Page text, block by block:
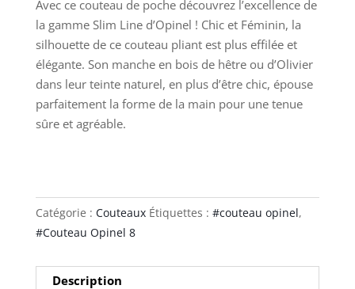
Avec ce couteau de poche découvrez l’excellence de
la gamme Slim Line d’Opinel ! Chic et Féminin, la
silhouette de ce couteau pliant est plus effilée et
élégante. Son manche en bois de hêtre ou d’Olivier
dans leur teinte naturel, en plus d’être chic, épouse
parfaitement la forme de la main pour une tenue
sûre et agréable.
Catégorie : Couteaux Étiquettes : #couteau opinel,
#Couteau Opinel 8
Description